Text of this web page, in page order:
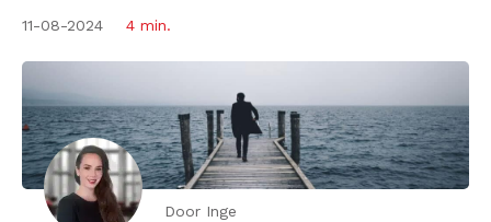
11-08-2024 4 min.
Door Inge